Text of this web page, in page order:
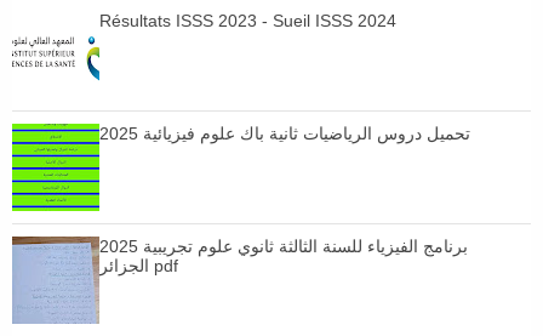
Résultats ISSS 2023 - Sueil ISSS 2024
تحميل دروس الرياضيات ثانية باك علوم فيزيائية 2025
برنامج الفيزياء للسنة الثالثة ثانوي علوم تجريبية 2025
الجزائر pdf